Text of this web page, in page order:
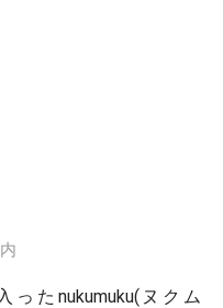
たnukumuku(ヌクム